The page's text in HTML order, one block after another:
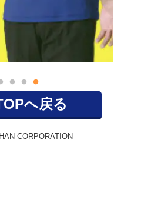
へ戻る
CORPORATION